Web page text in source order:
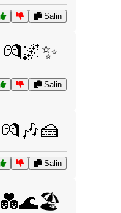
Salin
💏🌌✨
Salin
💏🎶🍰
Salin
💑🌊🏖️